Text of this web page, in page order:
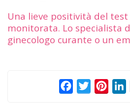
Una lieve positività del test
monitorata. Lo specialista
ginecologo curante o un
FacebookTwitter